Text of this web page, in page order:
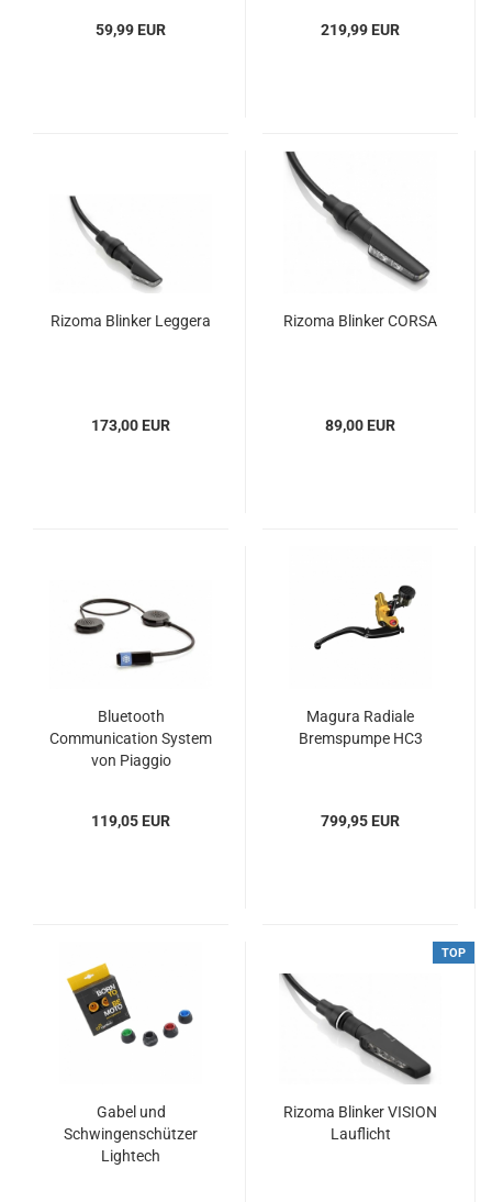
59,99 EUR 219,99 EUR
Rizoma Blinker Leggera
173,00 EUR
Rizoma Blinker CORSA
89,00 EUR
Bluetooth
Communication System
von Piaggio
119,05 EUR
Magura Radiale
Bremspumpe HC3
799,95 EUR
Gabel und
Schwingenschützer
Lightech
TOP
Rizoma Blinker VISION
Lauflicht